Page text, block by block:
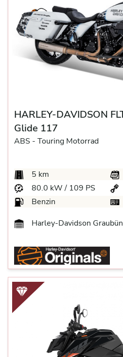
HARLEY-DAVIDSON
Glide 117
ABS - Touring Motorrad
5 km
80.0 kW / 109 PS
Benzin
Harley-Davidson